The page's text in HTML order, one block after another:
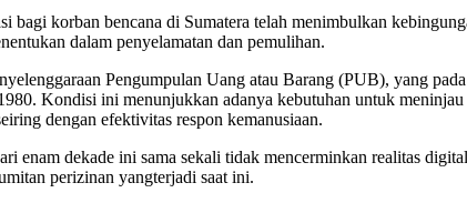
korban bencana di Sumatera telah menimbulkan
dalam penyelamatan dan pemulihan.
Pengumpulan Uang atau Barang (PUB), yang
Kondisi ini menunjukkan adanya kebutuhan untuk
dengan efektivitas respon kemanusiaan.
dekade ini sama sekali tidak mencerminkan realitas
perizinan yangterjadi saat ini.